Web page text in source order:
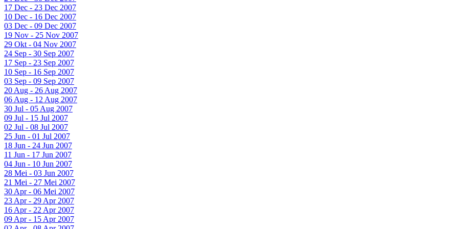
17 Dec - 23 Dec 2007
10 Dec - 16 Dec 2007
03 Dec - 09 Dec 2007
19 Nov - 25 Nov 2007
29 Okt - 04 Nov 2007
24 Sep - 30 Sep 2007
17 Sep - 23 Sep 2007
10 Sep - 16 Sep 2007
03 Sep - 09 Sep 2007
20 Aug - 26 Aug 2007
06 Aug - 12 Aug 2007
30 Jul - 05 Aug 2007
09 Jul - 15 Jul 2007
02 Jul - 08 Jul 2007
25 Jun - 01 Jul 2007
18 Jun - 24 Jun 2007
11 Jun - 17 Jun 2007
04 Jun - 10 Jun 2007
28 Mei - 03 Jun 2007
21 Mei - 27 Mei 2007
30 Apr - 06 Mei 2007
23 Apr - 29 Apr 2007
16 Apr - 22 Apr 2007
09 Apr - 15 Apr 2007